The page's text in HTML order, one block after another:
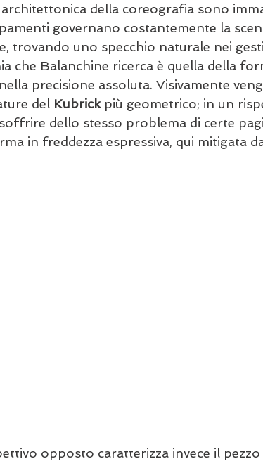
della coreografia sono
governano costantemente la
trovando uno specchio naturale nei
che Balanchine ricerca è quella della
precisione assoluta. Visivamente
del Kubrick più geometrico; in un
dello stesso problema di certe
in freddezza espressiva, qui mitigata
opposto caratterizza invece il pezzo